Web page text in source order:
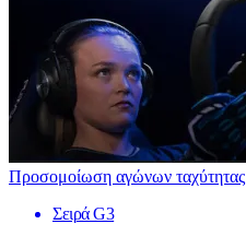
Προσομοίωση αγώνων ταχύτητας
Σειρά G3